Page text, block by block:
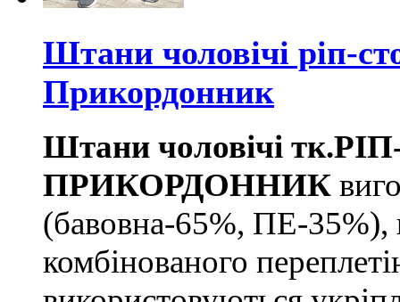
Штани чоловічі ріп-
Прикордонник
Штани чоловічі
ПРИКОРДОННИК
(бавовна-65%, ПЕ-35%),
комбінованого